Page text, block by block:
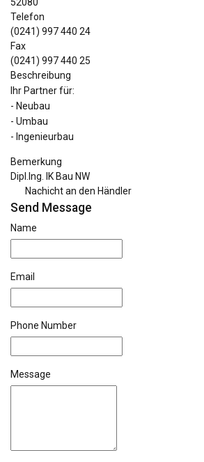
Telefon
(0241) 997 440 24
Fax
(0241) 997 440 25
Beschreibung
Ihr Partner für:
- Neubau
- Umbau
- Ingenieurbau
Bemerkung
Dipl.Ing. IK Bau NW
Nachicht an den Händler
Send Message
Name
Email
Phone Number
Message